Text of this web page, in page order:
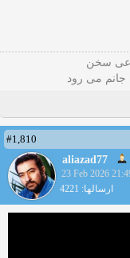
سخن
می رود
#1,810
aliazad77
23 Feb 2026
ارسالها: 4221